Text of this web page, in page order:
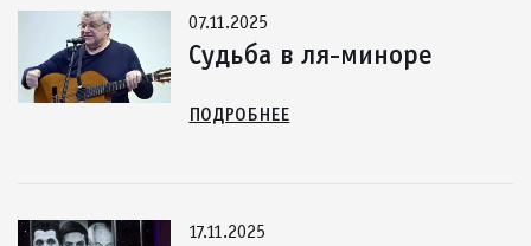
07.11.2025
Судьба в ля-миноре
ПОДРОБНЕЕ
17.11.2025